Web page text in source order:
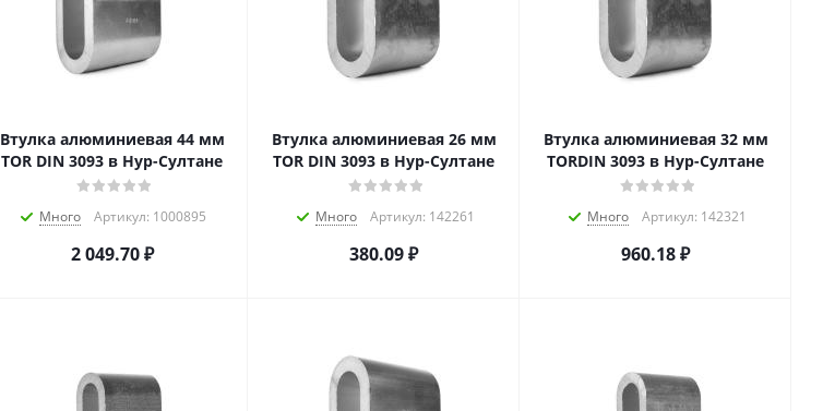
Втулка алюминиевая 44 мм
TOR DIN 3093 в Нур-Султане
Много Артикул: 1000895
2 049.70₽
Втулка алюминиевая 26 мм
TOR DIN 3093 в Нур-Султане
Много Артикул: 142261
380.09₽
Втулка алюминиевая 32 мм
TORDIN 3093 в Нур-Султане
Много Артикул: 142321
960.18₽